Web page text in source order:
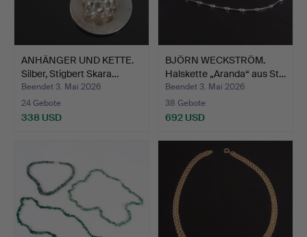
ANHÄNGER UND KETTE.
Silber, Stigbert Skara…
Beendet 3. Mai 2026
24 Gebote
338 USD
BJÖRN WECKSTRÖM.
Halskette „Aranda“ aus St…
Beendet 3. Mai 2026
38 Gebote
692 USD